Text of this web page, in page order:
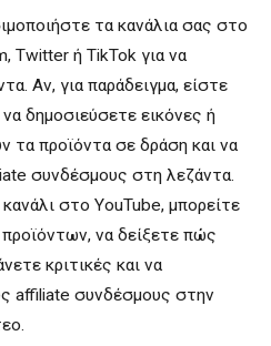
τα κανάλια σας στο
Twitter ή TikTok για να
Αν, για παράδειγμα, είστε
δημοσιεύσετε εικόνες ή
τα προϊόντα σε δράση και να
συνδέσμους στη λεζάντα.
στο YouTube, μπορείτε
να δείξετε πώς
κριτικές και να
affiliate συνδέσμους στην